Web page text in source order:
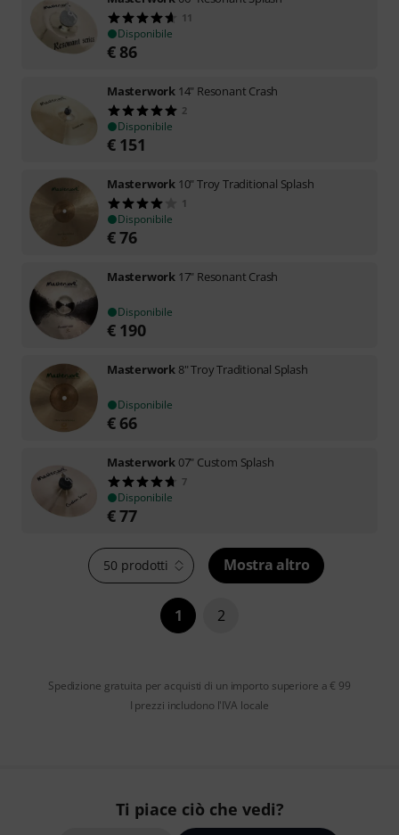
11
Disponibile
€ 86
Masterwork 14" Resonant Crash
2
Disponibile
€ 151
Masterwork 10" Troy Traditional Splash
1
Disponibile
€76
Masterwork 17" Resonant Crash
Disponibile
€ 190
Masterwork 8" Troy Traditional Splash
Disponibile
€ 66
Masterwork 07" Custom Splash
7
Disponibile
€77
50 prodotti Mostra altro
1 2
Spedizione gratuita per acquisti di un importo superiore a € 99
I prezzi includono l'IVA locale
Ti piace ciò che vedi?